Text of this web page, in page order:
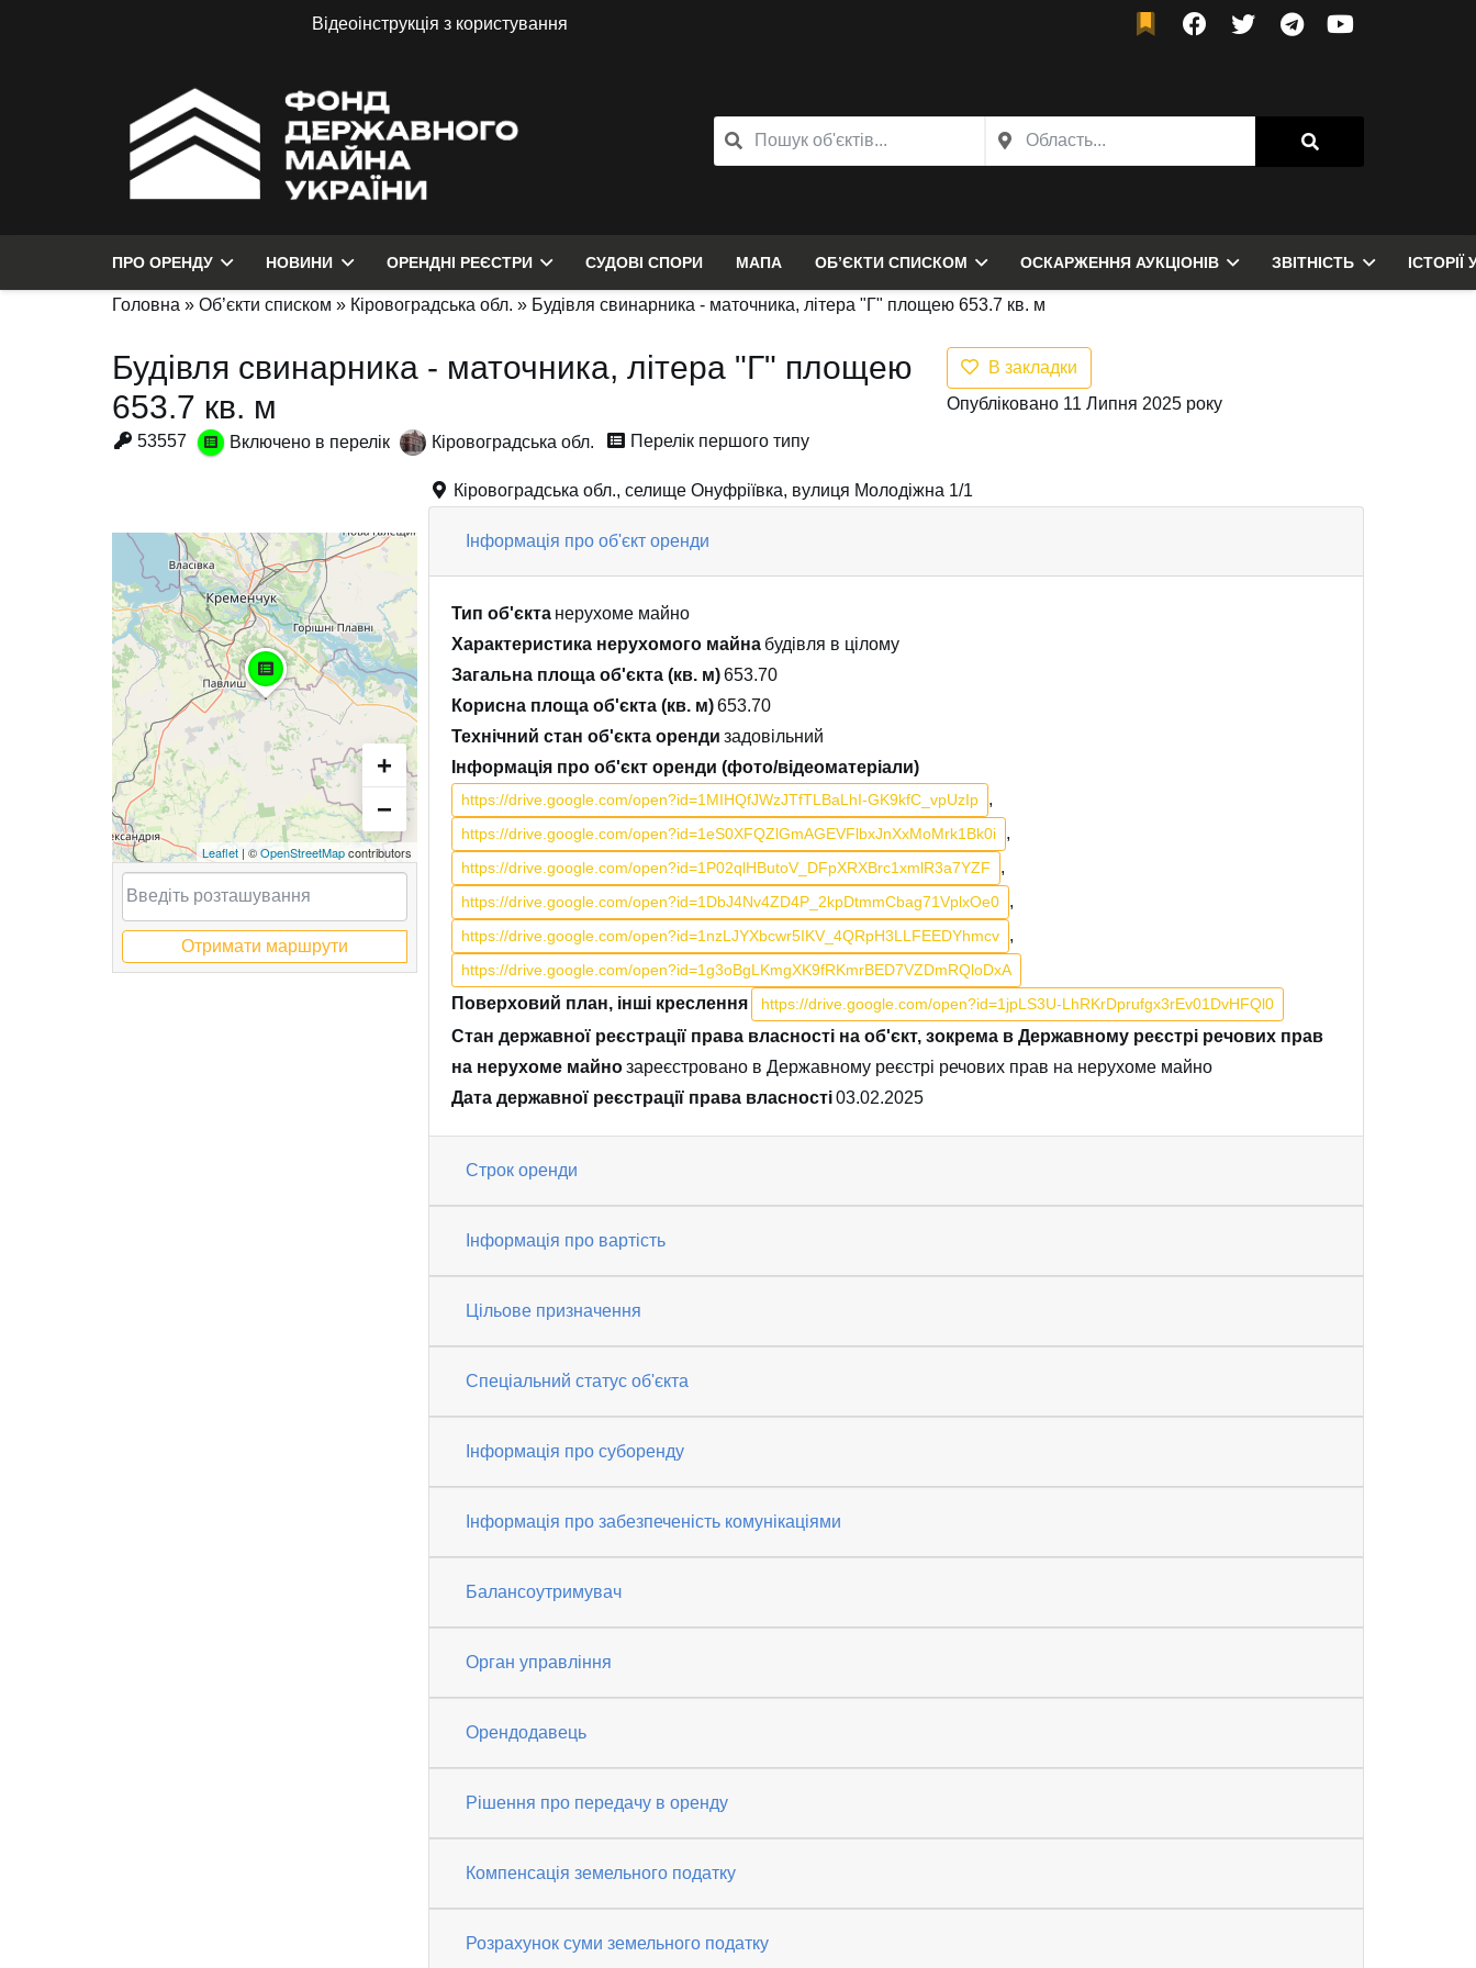
Відеоінструкція з користування
ПРО ОРЕНДУ НОВИНИ ОРЕНДНІ РЕЄСТРИ СУДОВІ СПОРИ МАПА ОБ’ЄКТИ СПИСКОМ ОСКАРЖЕННЯ АУКЦІОНІВ ЗВІТНІСТЬ ІСТОРІЇ
Головна » Об’єкти списком » Кіровоградська обл. » Будівля свинарника - маточника, літера "Г" площею 653.7 кв. м
Будівля свинарника - маточника, літера "Г" площею
653.7 кв. м
В закладки
Опубліковано 11 Липня 2025 року
53557 Включено в перелік Кіровоградська обл. Перелік першого типу
+
−
Leaflet| ©OpenStreetMapcontributors
Отримати маршрути
Кіровоградська обл., селище Онуфріївка, вулиця Молодіжна 1/1
Інформація про об'єкт оренди
Тип об'єкта нерухоме майно
Характеристика нерухомого майна будівля в цілому
Загальна площа об'єкта (кв. м) 653.70
Корисна площа об'єкта (кв. м) 653.70
Технічний стан об'єкта оренди задовільний
Інформація про об'єкт оренди (фото/відеоматеріали)
https://drive.google.com/open?id=1MIHQfJWzJTfTLBaLhI-GK9kfC_vpUzIp ,
https://drive.google.com/open?id=1eS0XFQZlGmAGEVFlbxJnXxMoMrk1Bk0i ,
https://drive.google.com/open?id=1P02qlHButoV_DFpXRXBrc1xmlR3a7YZF ,
https://drive.google.com/open?id=1DbJ4Nv4ZD4P_2kpDtmmCbag71VplxOe0 ,
https://drive.google.com/open?id=1nzLJYXbcwr5IKV_4QRpH3LLFEEDYhmcv ,
https://drive.google.com/open?id=1g3oBgLKmgXK9fRKmrBED7VZDmRQloDxA
Поверховий план, інші креслення https://drive.google.com/open?id=1jpLS3U-LhRKrDprufgx3rEv01DvHFQl0
Стан державної реєстрації права власності на об'єкт, зокрема в Державному реєстрі речових прав
на нерухоме майно зареєстровано в Державному реєстрі речових прав на нерухоме майно
Дата державної реєстрації права власності 03.02.2025
Строк оренди
Інформація про вартість
Цільове призначення
Спеціальний статус об'єкта
Інформація про суборенду
Інформація про забезпеченість комунікаціями
Балансоутримувач
Орган управління
Орендодавець
Рішення про передачу в оренду
Компенсація земельного податку
Розрахунок суми земельного податку